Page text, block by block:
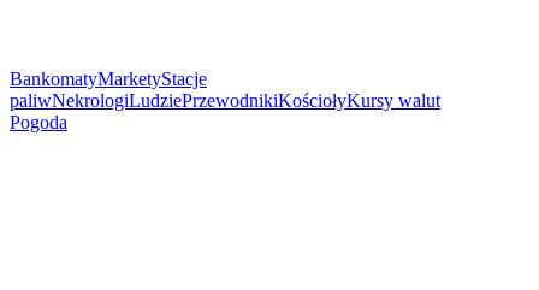
BankomatyMarketyStacje
paliwNekrologiLudziePrzewodnikiKościołyKursy walut
Pogoda